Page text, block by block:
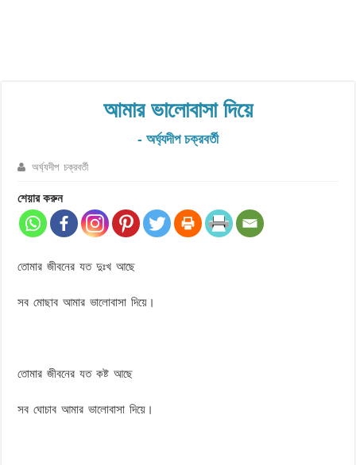
আমার ভালোবাসা দিয়ে
- অর্ঘ্যদীপ চক্রবর্তী
অর্ঘ্যদীপ চক্রবর্তী
শেয়ার করুন
তোমার জীবনের যত দুঃখ আছে
সব মোছাব আমার ভালোবাসা দিয়ে।
তোমার জীবনের যত কষ্ট আছে
সব ঘোচাব আমার ভালোবাসা দিয়ে।